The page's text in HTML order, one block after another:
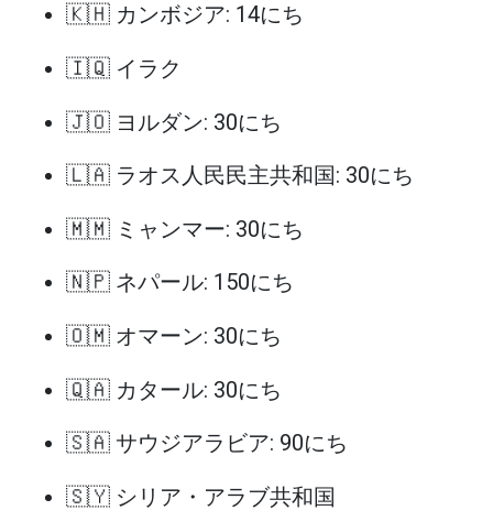
🇰🇭 カンボジア: 14にち
🇮🇶 イラク
🇯🇴 ヨルダン: 30にち
🇱🇦 ラオス人民民主共和国: 30にち
🇲🇲 ミャンマー: 30にち
🇳🇵 ネパール: 150にち
🇴🇲 オマーン: 30にち
🇶🇦 カタール: 30にち
🇸🇦 サウジアラビア: 90にち
🇸🇾 シリア・アラブ共和国